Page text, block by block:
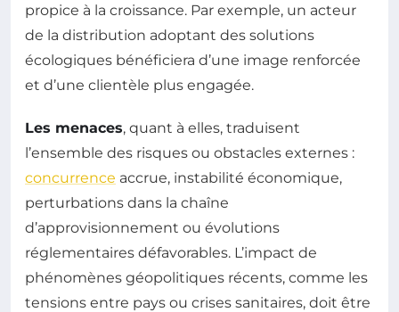
propice à la croissance. Par exemple, un acteur
de la distribution adoptant des solutions
écologiques bénéficiera d’une image renforcée
et d’une clientèle plus engagée.
Les menaces, quant à elles, traduisent
l’ensemble des risques ou obstacles externes :
concurrence accrue, instabilité économique,
perturbations dans la chaîne
d’approvisionnement ou évolutions
réglementaires défavorables. L’impact de
phénomènes géopolitiques récents, comme les
tensions entre pays ou crises sanitaires, doit être